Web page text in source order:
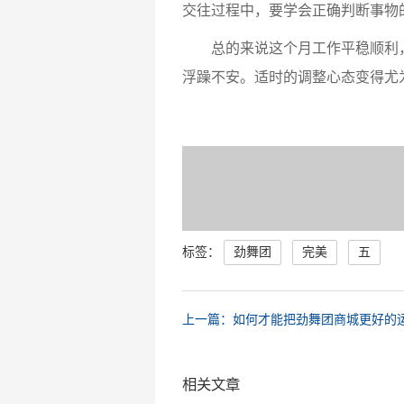
交往过程中，要学会正确判断事物
总的来说这个月工作平稳顺利
浮躁不安。适时的调整心态变得
标签： 劲舞团 完美 五
上一篇：如何才能把劲舞团商城更好的
相关文章